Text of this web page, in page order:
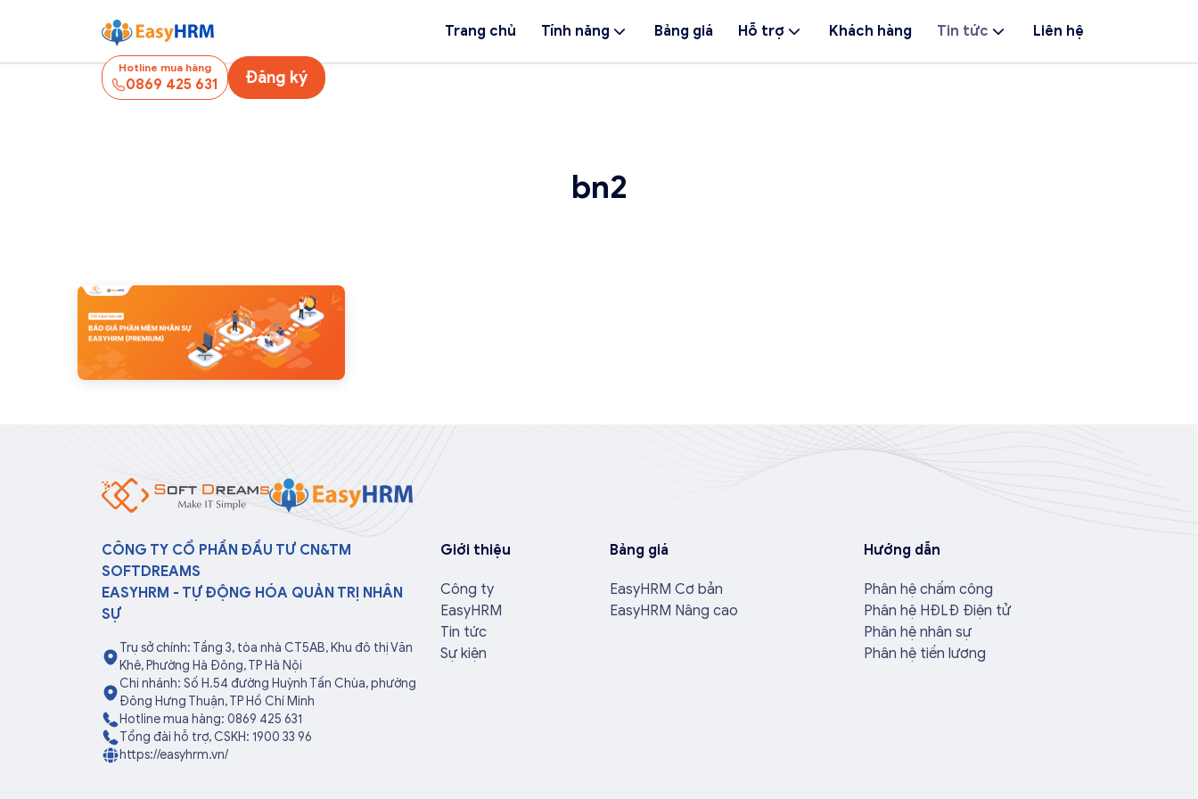
Trang chủ Tính năng Bảng giá Hỗ trợ Khách hàng Tin tức Liên hệ
Hotline mua hàng
0869 425 631 Đăng ký
bn2
CÔNG TY CỔ PHẦN ĐẦU TƯ CN&TM
SOFTDREAMS
EASYHRM - TỰ ĐỘNG HÓA QUẢN TRỊ NHÂN
SỰ
Trụ sở chính: Tầng 3, tòa nhà CT5AB, Khu đô thị Văn
Khê, Phường Hà Đông, TP Hà Nội
Chi nhánh: Số H.54 đường Huỳnh Tấn Chùa, phường
Đông Hưng Thuận, TP Hồ Chí Minh
Hotline mua hàng: 0869 425 631
Tổng đài hỗ trợ, CSKH: 1900 33 96
https://easyhrm.vn/
Giới thiệu
Công ty
EasyHRM
Tin tức
Sự kiện
Bảng giá
EasyHRM Cơ bản
EasyHRM Nâng cao
Hướng dẫn
Phân hệ chấm công
Phân hệ HĐLĐ Điện tử
Phân hệ nhân sự
Phân hệ tiền lương